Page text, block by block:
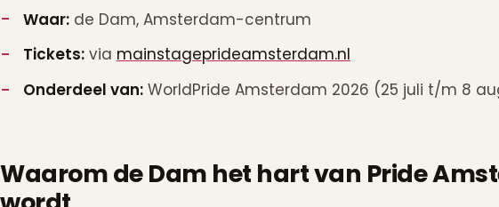
Waar: de Dam, Amsterdam-centrum
Tickets: via mainstageprideamsterdam.nl
Onderdeel van: WorldPride Amsterdam 2026 (25 juli t/m 8
Waarom de Dam het hart van Pride